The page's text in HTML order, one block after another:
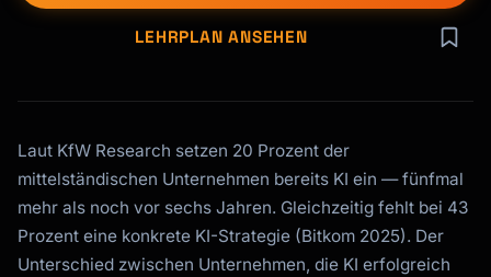
LEHRPLAN ANSEHEN
Laut KfW Research setzen 20 Prozent der
mittelständischen Unternehmen bereits KI ein — fünfmal
mehr als noch vor sechs Jahren. Gleichzeitig fehlt bei 43
Prozent eine konkrete KI-Strategie (Bitkom 2025). Der
Unterschied zwischen Unternehmen, die KI erfolgreich